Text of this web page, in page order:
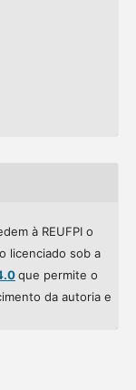
à REUFPI o
licenciado sob a
que permite o
da autoria e